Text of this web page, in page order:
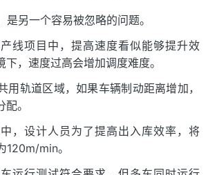
是另一个容易被忽略的问题。
线项目中，提高速度看似能够提升效
，速度过高会增加调度难度。
用轨道区域，如果车辆制动距离增加，
。
，设计人员为了提高出入库效率，将
120m/min。